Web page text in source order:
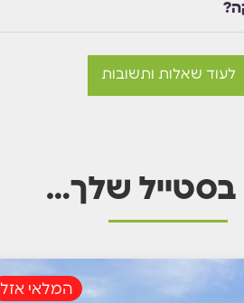
לעוד שאלות ותשובות
בסטייל שלך…
המלאי אזל